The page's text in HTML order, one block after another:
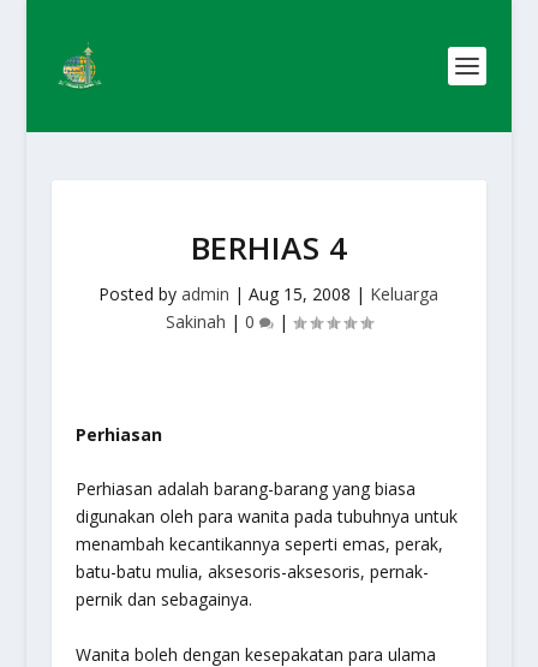
BERHIAS 4
Posted byadmin |Aug 15, 2008 | Keluarga
Sakinah | 0 |
Perhiasan
Perhiasan adalah barang-barang yang biasa
digunakan oleh para wanita pada tubuhnya untuk
menambah kecantikannya seperti emas, perak,
batu-batu mulia, aksesoris-aksesoris, pernak-
pernik dan sebagainya.
Wanita boleh dengan kesepakatan para ulama